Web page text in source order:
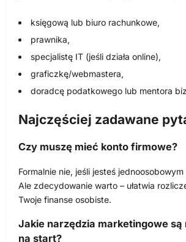
księgową lub biuro rachunkowe,
prawnika,
specjalistę IT (jeśli działa online),
graficzkę/webmastera,
doradcę podatkowego lub mentora
Najczęściej zadawane
Czy muszę mieć konto firmowe?
Formalnie nie, jeśli jesteś
Ale zdecydowanie warto – ułatwia
Twoje finanse osobiste.
Jakie narzędzia marketingowe są
na start?